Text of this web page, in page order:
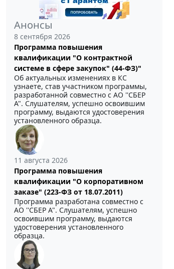
Анонсы
8 сентября 2026
Программа повышения
квалификации "О контрактной
системе в сфере закупок" (44-ФЗ)"
Об актуальных изменениях в КС
узнаете, став участником программы,
разработанной совместно с АО ''СБЕР
А". Слушателям, успешно освоившим
программу, выдаются удостоверения
установленного образца.
11 августа 2026
Программа повышения
квалификации "О корпоративном
заказе" (223-ФЗ от 18.07.2011)
Программа разработана совместно с
АО ''СБЕР А". Слушателям, успешно
освоившим программу, выдаются
удостоверения установленного
образца.